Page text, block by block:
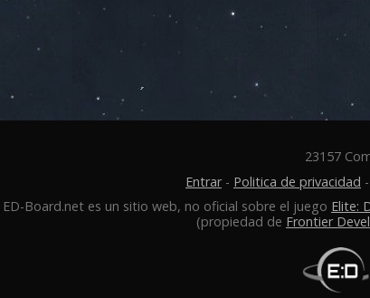
23157
Entrar- Politica de privacidad -
ED-Board.net es un sitio web, no oficial sobre el juego Elite:
(propiedad de Frontier